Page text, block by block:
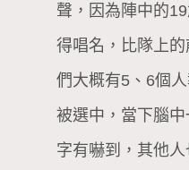
聲，因為陣中的
得唱名，比隊上
們大概有5、6個
被選中，當下腦
字有嚇到，其他